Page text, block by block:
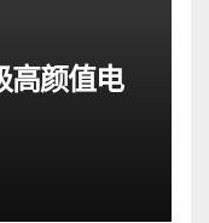
高颜值电